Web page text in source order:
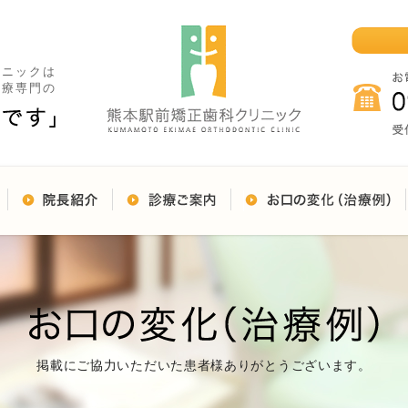
ックは
専門の
掲載にご協力いただいた患者様ありがとうございます。